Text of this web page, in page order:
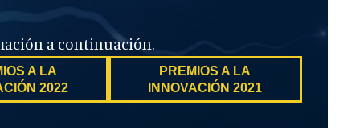
a continuación.
A LA
2022
PREMIOS A LA
INNOVACIÓN 2021